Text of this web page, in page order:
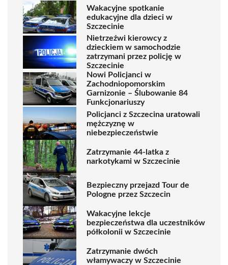
Wakacyjne spotkanie
edukacyjne dla dzieci w
Szczecinie
Nietrzeźwi kierowcy z
dzieckiem w samochodzie
zatrzymani przez policję w
Szczecinie
Nowi Policjanci w
Zachodniopomorskim
Garnizonie – Ślubowanie 84
Funkcjonariuszy
Policjanci z Szczecina uratowali
mężczyznę w
niebezpieczeństwie
Zatrzymanie 44-latka z
narkotykami w Szczecinie
Bezpieczny przejazd Tour de
Pologne przez Szczecin
Wakacyjne lekcje
bezpieczeństwa dla uczestników
półkolonii w Szczecinie
Zatrzymanie dwóch
włamywaczy w Szczecinie